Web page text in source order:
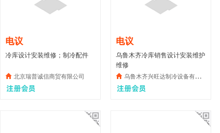
电议
冷库设计安装维修；制冷配件
北京瑞普诚信商贸有限公司
电议
乌鲁木齐冷库销售设计安装维护
维修
乌鲁木齐兴旺达制冷设备有限公司